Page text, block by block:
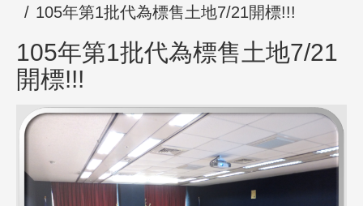
105年第1批代為標售土地7/21開標!!!
105年第1批代為標售土地7/21
開標!!!